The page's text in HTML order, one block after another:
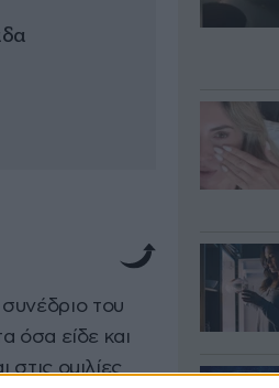
του
όσα είδε και
ομιλίες